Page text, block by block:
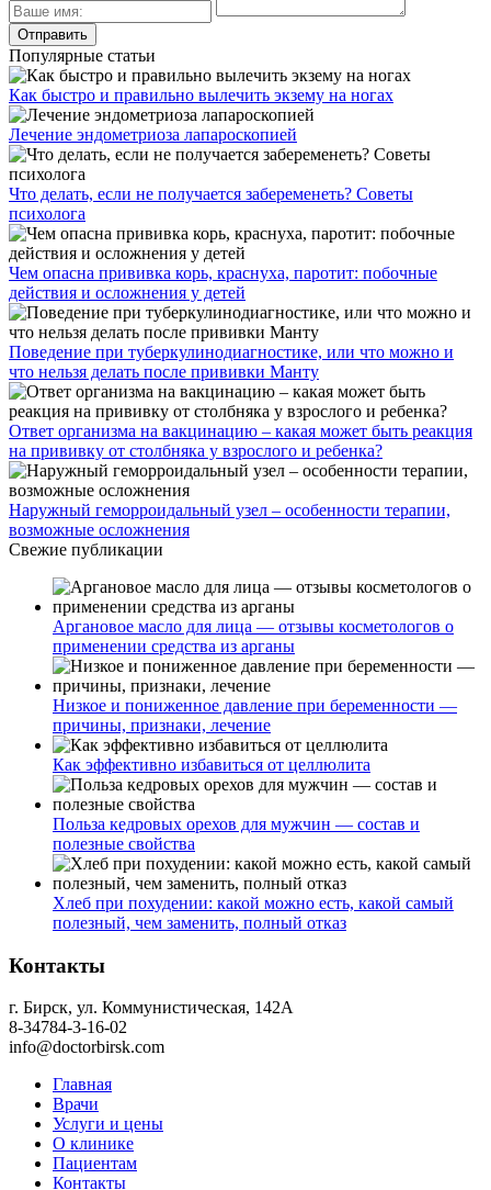
Популярные статьи
Как быстро и правильно вылечить экзему на ногах
Лечение эндометриоза лапароскопией
Что делать, если не получается забеременеть? Советы
психолога
Чем опасна прививка корь, краснуха, паротит: побочные
действия и осложнения у детей
Поведение при туберкулинодиагностике, или что можно и
что нельзя делать после прививки Манту
Ответ организма на вакцинацию – какая может быть реакция
на прививку от столбняка у взрослого и ребенка?
Наружный геморроидальный узел – особенности терапии,
возможные осложнения
Свежие публикации
Аргановое масло для лица — отзывы косметологов о
применении средства из арганы
Низкое и пониженное давление при беременности —
причины, признаки, лечение
Как эффективно избавиться от целлюлита
Польза кедровых орехов для мужчин — состав и
полезные свойства
Хлеб при похудении: какой можно есть, какой самый
полезный, чем заменить, полный отказ
Контакты
г. Бирск, ул. Коммунистическая, 142А
8-34784-3-16-02
info@doctorbirsk.com
Главная
Врачи
Услуги и цены
О клинике
Пациентам
Контакты